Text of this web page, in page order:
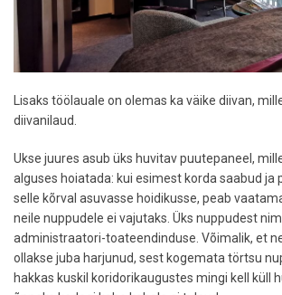
Lisaks töölauale on olemas ka väike diivan,
diivanilaud.
Ukse juures asub üks huvitav puutepaneel,
alguses hoiatada: kui esimest korda saabud ja
selle kõrval asuvasse hoidikusse, peab
neile nuppudele ei vajutaks. Üks nuppudest
administraatori-toateendinduse. Võimalik, et
ollakse juba harjunud, sest kogemata törtsu
hakkas kuskil koridorikaugustes mingi kell küll